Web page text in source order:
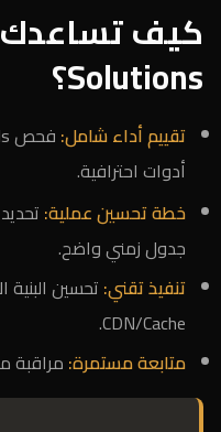
Solutions؟
تقييم أداء شامل:
أدوات احترافية.
خطة تحسين عملية:
جدول زمني واضح.
تنفيذ تقني: تحسين البنية
CDN/Cache.
متابعة مستمرة: مراقبة